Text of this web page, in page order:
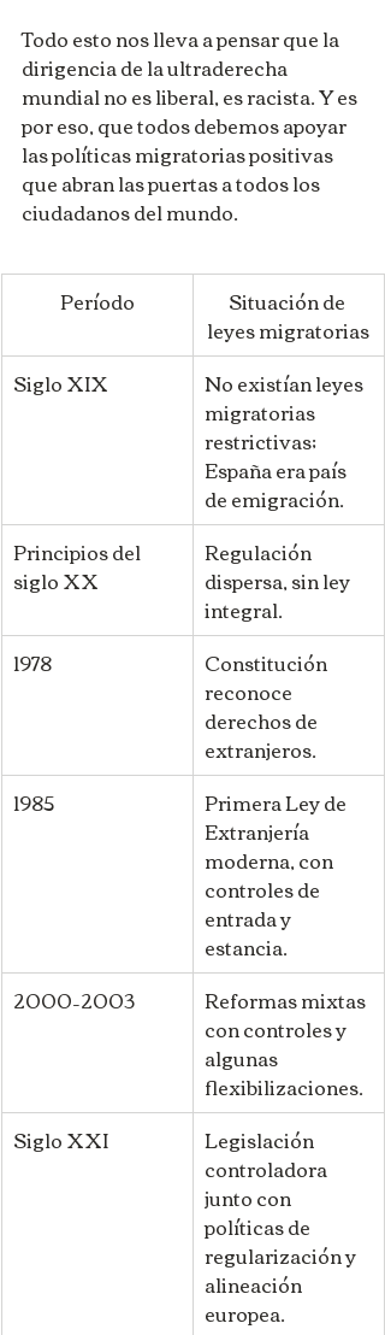
Todo esto nos lleva a pensar que la
dirigencia de la ultraderecha
mundial no es liberal, es racista. Y es
por eso, que todos debemos apoyar
las políticas migratorias positivas
que abran las puertas a todos los
ciudadanos del mundo.
Período
Situación de
leyes migratorias
Siglo XIX
No existían leyes
migratorias
restrictivas;
España era país
de emigración.
Principios del
siglo XX
Regulación
dispersa, sin ley
integral.
1978
Constitución
reconoce
derechos de
extranjeros.
1985
Primera Ley de
Extranjería
moderna, con
controles de
entrada y
estancia.
2000–2003
Reformas mixtas
con controles y
algunas
flexibilizaciones.
Siglo XXI
Legislación
controladora
junto con
políticas de
regularización y
alineación
europea.